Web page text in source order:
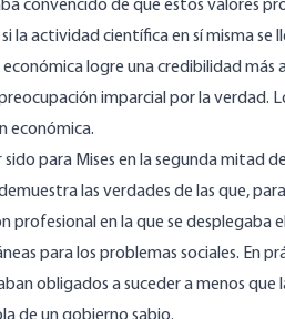
convencido de que estos valores
la actividad científica en sí misma
económica logre una credibilidad
imparcial por la verdad.
económica.
para Mises en la segunda mitad
las verdades de las que,
profesional en la que se desplegaba
para los problemas sociales. En
obligados a suceder a menos